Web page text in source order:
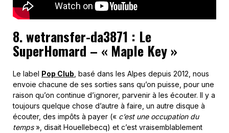
8. wetransfer-da3871 : Le
SuperHomard – « Maple Key »
Le label Pop Club , basé dans les Alpes depuis 2012, nous
envoie chacune de ses sorties sans qu’on puisse, pour une
raison qu’on continue d’ignorer, parvenir à les écouter. Il y a
toujours quelque chose d’autre à faire, un autre disque à
écouter, des impôts à payer (« c’est une occupation du
temps», disait Houellebecq) et c’est vraisemblablement